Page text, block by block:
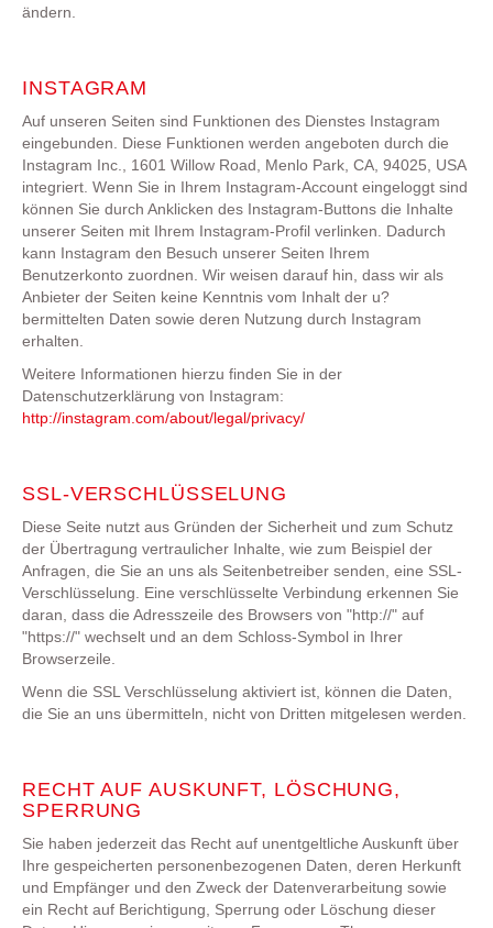
ändern.
INSTAGRAM
Auf unseren Seiten sind Funktionen des Dienstes Instagram
eingebunden. Diese Funktionen werden angeboten durch die
Instagram Inc., 1601 Willow Road, Menlo Park, CA, 94025, USA
integriert. Wenn Sie in Ihrem Instagram-Account eingeloggt sind
können Sie durch Anklicken des Instagram-Buttons die Inhalte
unserer Seiten mit Ihrem Instagram-Profil verlinken. Dadurch
kann Instagram den Besuch unserer Seiten Ihrem
Benutzerkonto zuordnen. Wir weisen darauf hin, dass wir als
Anbieter der Seiten keine Kenntnis vom Inhalt der u?
bermittelten Daten sowie deren Nutzung durch Instagram
erhalten.
Weitere Informationen hierzu finden Sie in der
Datenschutzerklärung von Instagram:
http://instagram.com/about/legal/privacy/
SSL-VERSCHLÜSSELUNG
Diese Seite nutzt aus Gründen der Sicherheit und zum Schutz
der Übertragung vertraulicher Inhalte, wie zum Beispiel der
Anfragen, die Sie an uns als Seitenbetreiber senden, eine SSL-
Verschlüsselung. Eine verschlüsselte Verbindung erkennen Sie
daran, dass die Adresszeile des Browsers von "http://" auf
"https://" wechselt und an dem Schloss-Symbol in Ihrer
Browserzeile.
Wenn die SSL Verschlüsselung aktiviert ist, können die Daten,
die Sie an uns übermitteln, nicht von Dritten mitgelesen werden.
RECHT AUF AUSKUNFT, LÖSCHUNG,
SPERRUNG
Sie haben jederzeit das Recht auf unentgeltliche Auskunft über
Ihre gespeicherten personenbezogenen Daten, deren Herkunft
und Empfänger und den Zweck der Datenverarbeitung sowie
ein Recht auf Berichtigung, Sperrung oder Löschung dieser